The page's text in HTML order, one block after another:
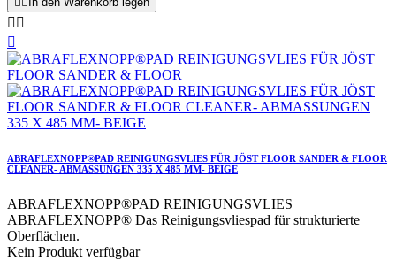
 

ABRAFLEXNOPP®PAD REINIGUNGSVLIES FÜR JÖST FLOOR SANDER & FLOOR
CLEANER- ABMASSUNGEN 335 X 485 MM- BEIGE
ABRAFLEXNOPP®PAD REINIGUNGSVLIES
ABRAFLEXNOPP® Das Reinigungsvliespad für strukturierte
Oberflächen.
Kein Produkt verfügbar